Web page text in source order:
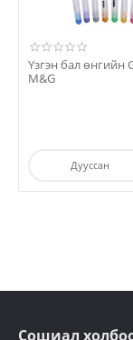
Үзгэн бал өнгийн
M&G
Дууссан
Сошиал